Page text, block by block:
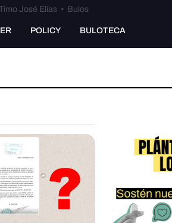
José Elías • Bulos
POLICY BULOTECA